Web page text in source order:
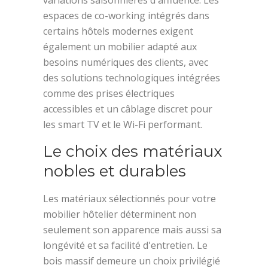
espaces de co-working intégrés dans
certains hôtels modernes exigent
également un mobilier adapté aux
besoins numériques des clients, avec
des solutions technologiques intégrées
comme des prises électriques
accessibles et un câblage discret pour
les smart TV et le Wi-Fi performant.
Le choix des matériaux
nobles et durables
Les matériaux sélectionnés pour votre
mobilier hôtelier déterminent non
seulement son apparence mais aussi sa
longévité et sa facilité d'entretien. Le
bois massif demeure un choix privilégié